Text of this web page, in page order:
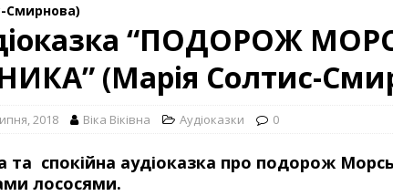
Смирнова)
“ПОДОРОЖ
(Марія Солтис-
2018 Віка Віківна Аудіоказки 0
та спокійна аудіоказка про подорож
лососями.